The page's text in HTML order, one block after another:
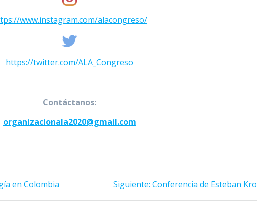
www.instagram.com/alacongreso/
https://twitter.com/ALA_Congreso
Contáctanos:
organizacionala2020@gmail.com
en Colombia Siguiente: Siguiente
Conferencia de Esteban